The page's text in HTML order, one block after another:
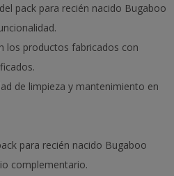
pack para recién nacido Bugaboo
los productos fabricados con
de limpieza y mantenimiento en
para recién nacido Bugaboo
complementario.